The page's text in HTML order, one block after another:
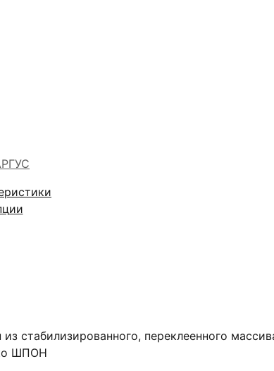
стабилизированного, переклеенного
ШПОН